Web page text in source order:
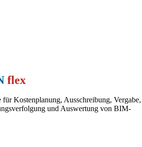
flex
Kostenplanung, Ausschreibung, Vergabe,
und Auswertung von BIM-